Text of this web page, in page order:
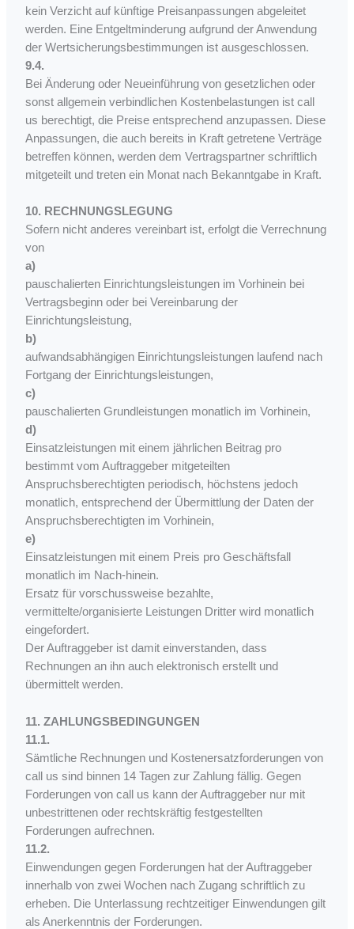
kein Verzicht auf künftige Preisanpassungen abgeleitet
werden. Eine Entgeltminderung aufgrund der Anwendung
der Wertsicherungsbestimmungen ist ausgeschlossen.
9.4.
Bei Änderung oder Neueinführung von gesetzlichen oder
sonst allgemein verbindlichen Kostenbelastungen ist call
us berechtigt, die Preise entsprechend anzupassen. Diese
Anpassungen, die auch bereits in Kraft getretene Verträge
betreffen können, werden dem Vertragspartner schriftlich
mitgeteilt und treten ein Monat nach Bekanntgabe in Kraft.
10. RECHNUNGSLEGUNG
Sofern nicht anderes vereinbart ist, erfolgt die Verrechnung
von
a)
pauschalierten Einrichtungsleistungen im Vorhinein bei
Vertragsbeginn oder bei Vereinbarung der
Einrichtungsleistung,
b)
aufwandsabhängigen Einrichtungsleistungen laufend nach
Fortgang der Einrichtungsleistungen,
c)
pauschalierten Grundleistungen monatlich im Vorhinein,
d)
Einsatzleistungen mit einem jährlichen Beitrag pro
bestimmt vom Auftraggeber mitgeteilten
Anspruchsberechtigten periodisch, höchstens jedoch
monatlich, entsprechend der Übermittlung der Daten der
Anspruchsberechtigten im Vorhinein,
e)
Einsatzleistungen mit einem Preis pro Geschäftsfall
monatlich im Nach-hinein.
Ersatz für vorschussweise bezahlte,
vermittelte/organisierte Leistungen Dritter wird monatlich
eingefordert.
Der Auftraggeber ist damit einverstanden, dass
Rechnungen an ihn auch elektronisch erstellt und
übermittelt werden.
11. ZAHLUNGSBEDINGUNGEN
11.1.
Sämtliche Rechnungen und Kostenersatzforderungen von
call us sind binnen 14 Tagen zur Zahlung fällig. Gegen
Forderungen von call us kann der Auftraggeber nur mit
unbestrittenen oder rechtskräftig festgestellten
Forderungen aufrechnen.
11.2.
Einwendungen gegen Forderungen hat der Auftraggeber
innerhalb von zwei Wochen nach Zugang schriftlich zu
erheben. Die Unterlassung rechtzeitiger Einwendungen gilt
als Anerkenntnis der Forderungen.